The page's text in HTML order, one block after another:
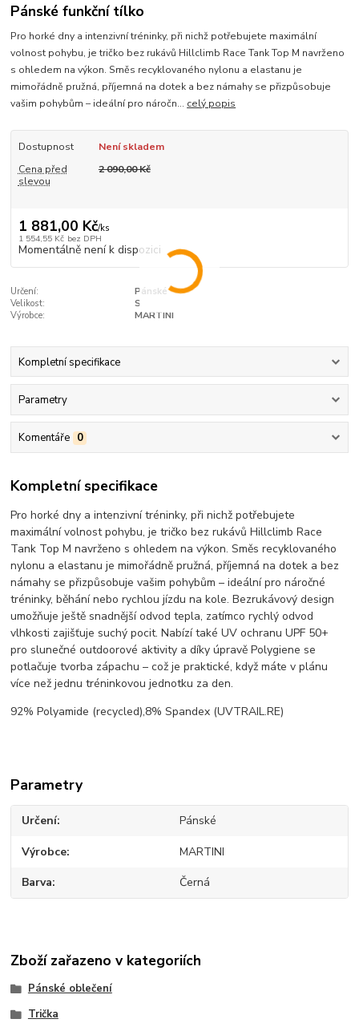
Pánské funkční tílko
Pro horké dny a intenzivní tréninky, při nichž potřebujete maximální
volnost pohybu, je tričko bez rukávů Hillclimb Race Tank Top M navrženo
s ohledem na výkon. Směs recyklovaného nylonu a elastanu je
mimořádně pružná, příjemná na dotek a bez námahy se přizpůsobuje
vašim pohybům – ideální pro náročn... celý popis
Dostupnost
Není skladem
Cena před
slevou
2 090,00 Kč
1 881,00 Kč/ks
1 554,55 Kč bez DPH
Momentálně není k dispozici
Určení:
Pánské
Velikost:
S
Výrobce:
MARTINI
Kompletní specifikace
Parametry
Komentáře 0
Kompletní specifikace
Pro horké dny a intenzivní tréninky, při nichž potřebujete
maximální volnost pohybu, je tričko bez rukávů Hillclimb Race
Tank Top M navrženo s ohledem na výkon. Směs recyklovaného
nylonu a elastanu je mimořádně pružná, příjemná na dotek a bez
námahy se přizpůsobuje vašim pohybům – ideální pro náročné
tréninky, běhání nebo rychlou jízdu na kole. Bezrukávový design
umožňuje ještě snadnější odvod tepla, zatímco rychlý odvod
vlhkosti zajišťuje suchý pocit. Nabízí také UV ochranu UPF 50+
pro slunečné outdoorové aktivity a díky úpravě Polygiene se
potlačuje tvorba zápachu – což je praktické, když máte v plánu
více než jednu tréninkovou jednotku za den.
92% Polyamide (recycled),8% Spandex (UVTRAIL.RE)
Parametry
Určení Pánské
Výrobce MARTINI
Barva Černá
Zboží zařazeno v kategoriích
Pánské oblečení
Trička